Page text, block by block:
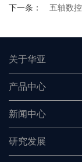
下一条：
五轴数
关于华亚
产品中心
新闻中心
研究发展